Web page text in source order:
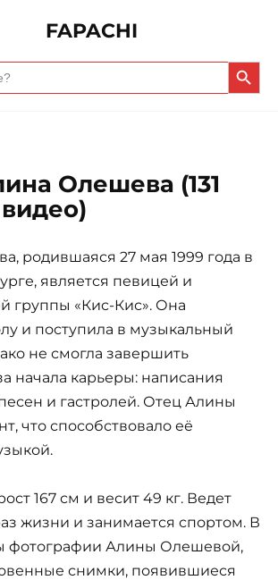
FAPACHI
Search Button
Олешева (131
родившаяся 27 мая 1999 года в
является певицей и
группы «Кис-Кис». Она
и поступила в музыкальный
не смогла завершить
начала карьеры: написания
и гастролей. Отец Алины
что способствовало её
167 см и весит 49 кг. Ведет
жизни и занимается спортом. В
фотографии Алины Олешевой,
снимки, появившиеся